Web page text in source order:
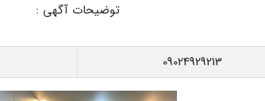
توضیحات آگهی :
09024929213